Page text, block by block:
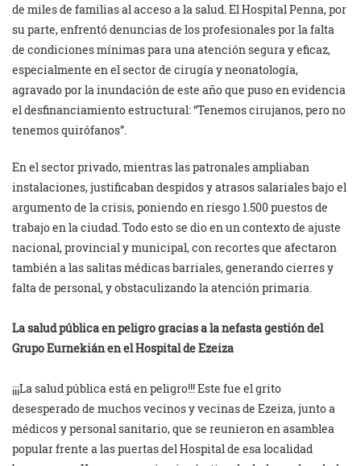
de miles de familias al acceso a la salud. El Hospital Penna, por
su parte, enfrentó denuncias de los profesionales por la falta
de condiciones mínimas para una atención segura y eficaz,
especialmente en el sector de cirugía y neonatología,
agravado por la inundación de este año que puso en evidencia
el desfinanciamiento estructural: “Tenemos cirujanos, pero no
tenemos quirófanos”.
En el sector privado, mientras las patronales ampliaban
instalaciones, justificaban despidos y atrasos salariales bajo el
argumento de la crisis, poniendo en riesgo 1.500 puestos de
trabajo en la ciudad. Todo esto se dio en un contexto de ajuste
nacional, provincial y municipal, con recortes que afectaron
también a las salitas médicas barriales, generando cierres y
falta de personal, y obstaculizando la atención primaria.
La salud pública en peligro gracias a la nefasta gestión del
Grupo Eurnekián en el Hospital de Ezeiza
¡¡¡La salud pública está en peligro!!! Este fue el grito
desesperado de muchos vecinos y vecinas de Ezeiza, junto a
médicos y personal sanitario, que se reunieron en asamblea
popular frente a las puertas del Hospital de esa localidad